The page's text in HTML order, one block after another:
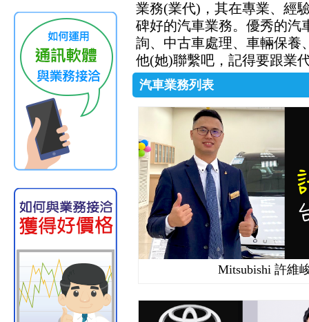
業務(業代)，其在專業、經
碑好的汽車業務。優秀的汽
詢、中古車處理、車輛保養
他(她)聯繫吧，記得要跟業
汽車業務列表
Mitsubishi 許維